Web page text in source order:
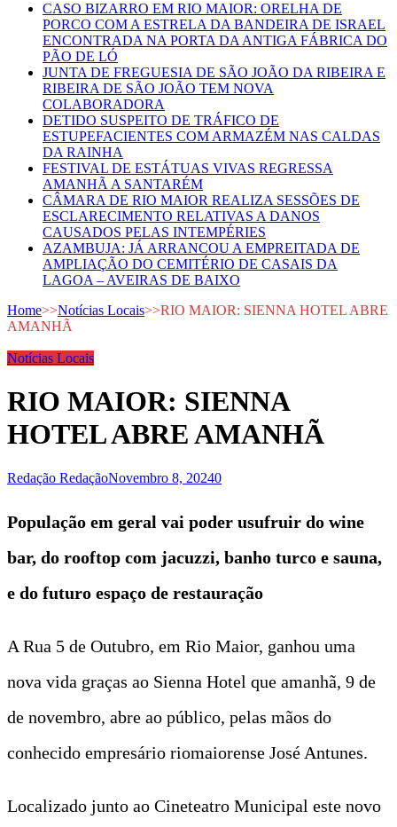
CASO BIZARRO EM RIO MAIOR: ORELHA DE
PORCO COM A ESTRELA DA BANDEIRA DE ISRAEL
ENCONTRADA NA PORTA DA ANTIGA FÁBRICA DO
PÃO DE LÓ
JUNTA DE FREGUESIA DE SÃO JOÃO DA RIBEIRA E
RIBEIRA DE SÃO JOÃO TEM NOVA
COLABORADORA
DETIDO SUSPEITO DE TRÁFICO DE
ESTUPEFACIENTES COM ARMAZÉM NAS CALDAS
DA RAINHA
FESTIVAL DE ESTÁTUAS VIVAS REGRESSA
AMANHÃ A SANTARÉM
CÂMARA DE RIO MAIOR REALIZA SESSÕES DE
ESCLARECIMENTO RELATIVAS A DANOS
CAUSADOS PELAS INTEMPÉRIES
AZAMBUJA: JÁ ARRANCOU A EMPREITADA DE
AMPLIAÇÃO DO CEMITÉRIO DE CASAIS DA
LAGOA – AVEIRAS DE BAIXO
Home>>Notícias Locais>>RIO MAIOR: SIENNA HOTEL ABRE
AMANHÃ
Notícias Locais
RIO MAIOR: SIENNA
HOTEL ABRE AMANHÃ
Redação RedaçãoNovembro 8, 20240
População em geral vai poder usufruir do wine
bar, do rooftop com jacuzzi, banho turco e sauna,
e do futuro espaço de restauração
A Rua 5 de Outubro, em Rio Maior, ganhou uma
nova vida graças ao Sienna Hotel que amanhã, 9 de
de novembro, abre ao público, pelas mãos do
conhecido empresário riomaiorense José Antunes.
Localizado junto ao Cineteatro Municipal este novo